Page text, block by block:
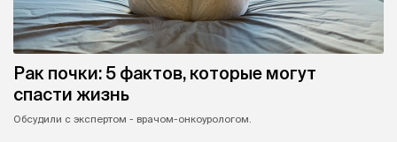
Рак почки: 5 фактов, которые могут
спасти жизнь
Обсудили с экспертом - врачом-онкоурологом.